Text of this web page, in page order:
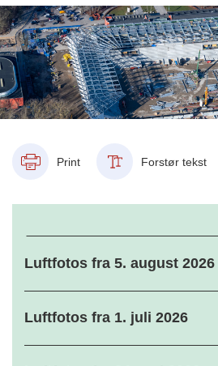
Print Forstør tekst
Luftfotos fra 5. august 2026
Luftfotos fra 1. juli 2026